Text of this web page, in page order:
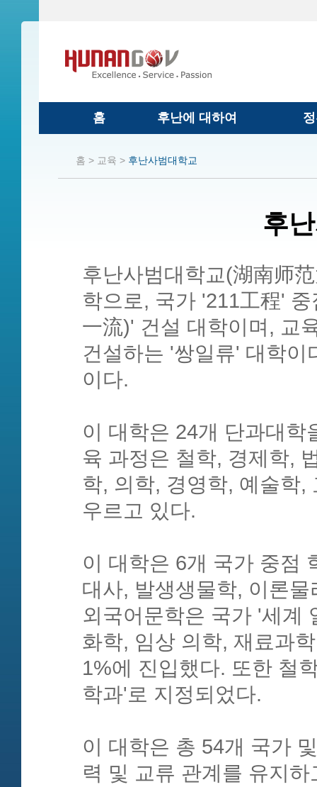
홈 후난에 대하여
홈 > 교육 > 후난사범대학교
후
후난사범대학교(湖南师
학으로, 국가 '211工程'
一流)' 건설 대학이며, 교
건설하는 '쌍일류' 대학
이다.
이 대학은 24개 단과대학
육 과정은 철학, 경제학,
학, 의학, 경영학, 예술학,
우르고 있다.
이 대학은 6개 국가 중점
대사, 발생생물학, 이론
외국어문학은 국가 '세계
화학, 임상 의학, 재료과
1%에 진입했다. 또한 철
학과'로 지정되었다.
이 대학은 총 54개 국가
력 및 교류 관계를 유지